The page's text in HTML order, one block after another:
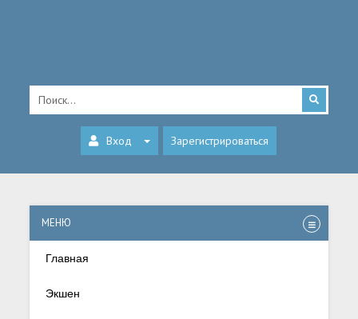
Вход Зарегистрироваться
МЕНЮ
Главная
Экшен